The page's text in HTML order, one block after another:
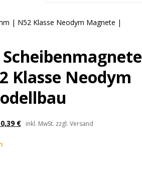
| N52 Klasse Neodym Magnete |
Klasse Neodym
€ inkl. MwSt. zzgl. Versand